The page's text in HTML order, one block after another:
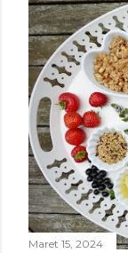
Maret 15, 2024